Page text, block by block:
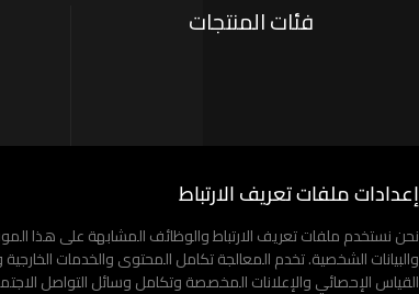
فئات المنتجات
إعدادات ملفات تعريف الارتباط
نحن نستخدم ملفات تعريف الارتباط والوظائف المشابهة على هذا
والبيانات الشخصية. تخدم المعالجة تكامل المحتوى والخدمات الخارجية
القياس الإحصائي والإعلانات المخصصة وتكامل وسائل التواصل